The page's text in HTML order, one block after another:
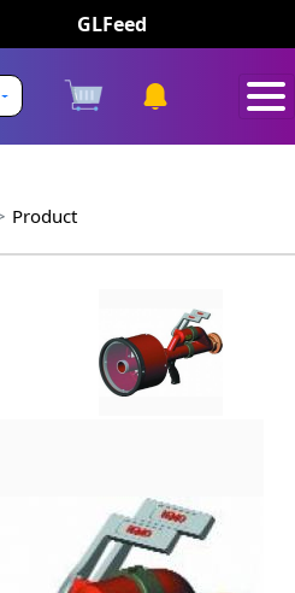
GLFeed
Product